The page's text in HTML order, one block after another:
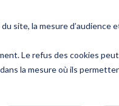
site, la mesure d’audience
Le refus des cookies
la mesure où ils
Me connecter